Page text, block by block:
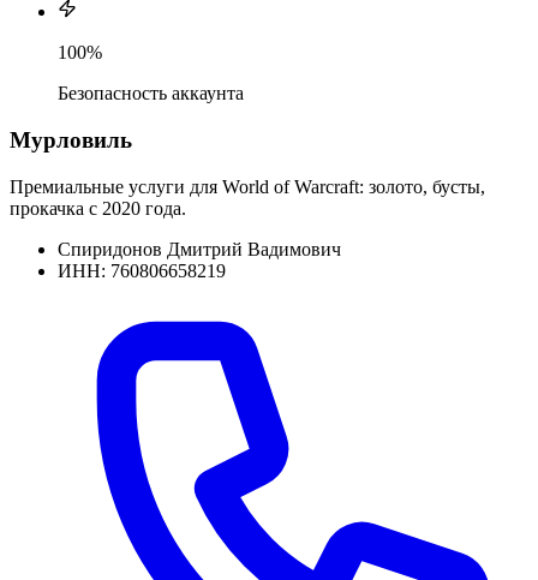
100%
Безопасность аккаунта
Мурловиль
Премиальные услуги для World of Warcraft: золото, бусты,
прокачка с 2020 года.
Спиридонов Дмитрий Вадимович
ИНН: 760806658219